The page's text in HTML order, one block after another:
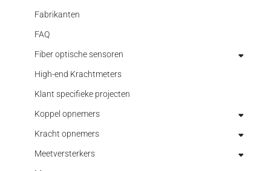
Fabrikanten
FAQ
Fiber optische sensoren
Data acquisitie optische sensoren
Fiber optische hoeksensoren
Fiber optische temperatuursensoren
Fiber optische verplaatsingssensoren
Fiber optische versnellingssensoren
High-end Krachtmeters
Klant specifieke projecten
Koppel opnemers
Elektronica
High end torque transducers
Kracht opnemers
3-assige kracht/koppelsensor
Meetversterkers